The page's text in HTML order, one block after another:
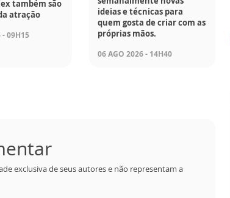
também são
atração
- 09H15
ideias e técnicas para
quem gosta de criar com as
próprias mãos.
06 AGO 2026 - 14H40
exclusiva de seus autores e não representam a